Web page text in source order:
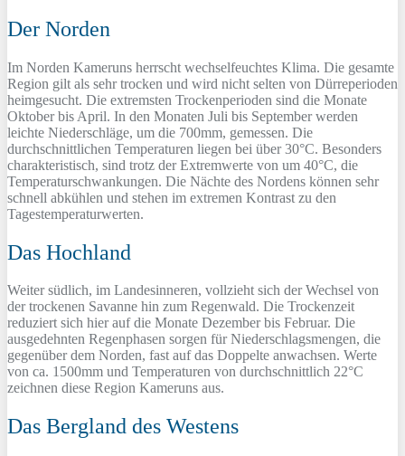
Der Norden
Im Norden Kameruns herrscht wechselfeuchtes Klima. Die gesamte
Region gilt als sehr trocken und wird nicht selten von Dürreperioden
heimgesucht. Die extremsten Trockenperioden sind die Monate
Oktober bis April. In den Monaten Juli bis September werden
leichte Niederschläge, um die 700mm, gemessen. Die
durchschnittlichen Temperaturen liegen bei über 30°C. Besonders
charakteristisch, sind trotz der Extremwerte von um 40°C, die
Temperaturschwankungen. Die Nächte des Nordens können sehr
schnell abkühlen und stehen im extremen Kontrast zu den
Tagestemperaturwerten.
Das Hochland
Weiter südlich, im Landesinneren, vollzieht sich der Wechsel von
der trockenen Savanne hin zum Regenwald. Die Trockenzeit
reduziert sich hier auf die Monate Dezember bis Februar. Die
ausgedehnten Regenphasen sorgen für Niederschlagsmengen, die
gegenüber dem Norden, fast auf das Doppelte anwachsen. Werte
von ca. 1500mm und Temperaturen von durchschnittlich 22°C
zeichnen diese Region Kameruns aus.
Das Bergland des Westens